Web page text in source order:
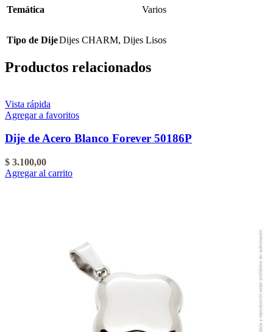
Temática Varios
Tipo de DijeDijes CHARM, Dijes Lisos
Productos relacionados
Vista rápida
Agregar a favoritos
Dije de Acero Blanco Forever 50186P
$ 3.100,00
Agregar al carrito